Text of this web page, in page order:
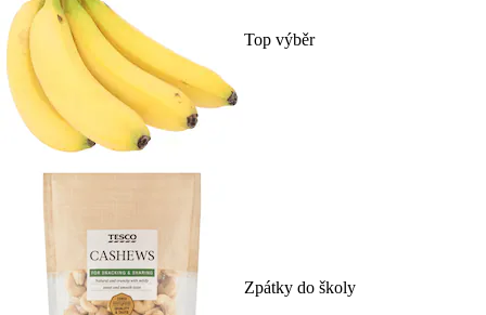
Top výběr
Zpátky do školy